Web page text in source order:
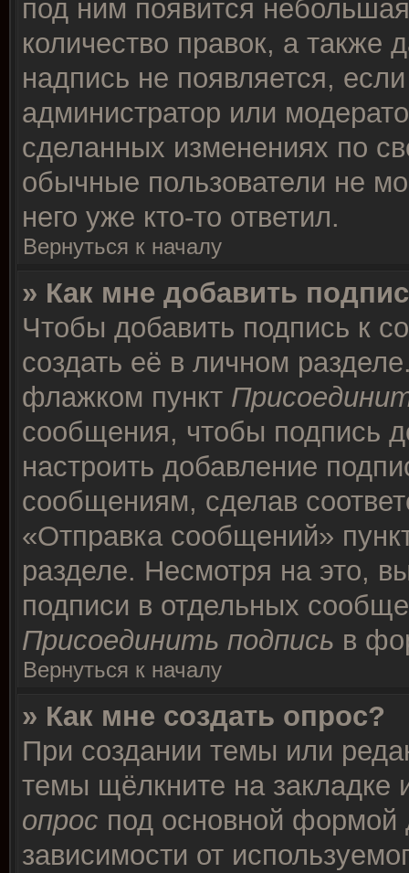
под ним появится
количество правок, а также
надпись не появляется,
администратор или
сделанных изменениях по
обычные пользователи не
него уже кто-то ответил.
Вернуться к началу
» Как мне добавить
Чтобы добавить подпись к
создать её в личном
флажком пункт
сообщения, чтобы подпись
настроить добавление
сообщениям, сделав
«Отправка сообщений»
разделе. Несмотря на это,
подписи в отдельных
Присоединить подпись в
Вернуться к началу
» Как мне создать опрос?
При создании темы или
темы щёлкните на
опрос под основной формой
зависимости от